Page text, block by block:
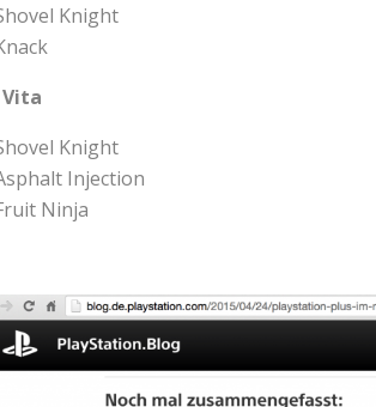
Knight
Vita
Knight
Injection
Ninja